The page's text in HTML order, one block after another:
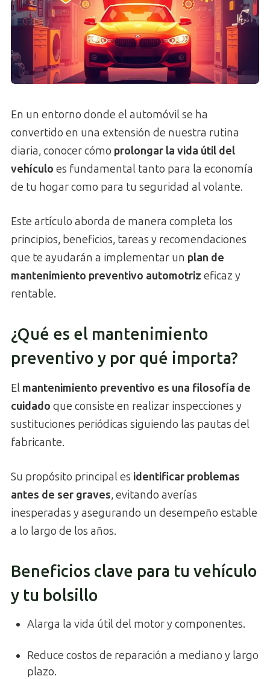
En un entorno donde el automóvil se ha
convertido en una extensión de nuestra rutina
diaria, conocer cómo prolongar la vida útil del
vehículo es fundamental tanto para la economía
de tu hogar como para tu seguridad al volante.
Este artículo aborda de manera completa los
principios, beneficios, tareas y recomendaciones
que te ayudarán a implementar un plan de
mantenimiento preventivo automotriz eficaz y
rentable.
¿Qué es el mantenimiento
preventivo y por qué importa?
El mantenimiento preventivo es una filosofía de
cuidado que consiste en realizar inspecciones y
sustituciones periódicas siguiendo las pautas del
fabricante.
Su propósito principal es identificar problemas
antes de ser graves, evitando averías
inesperadas y asegurando un desempeño estable
a lo largo de los años.
Beneficios clave para tu vehículo
y tu bolsillo
Alarga la vida útil del motor y componentes.
Reduce costos de reparación a mediano y largo
plazo.